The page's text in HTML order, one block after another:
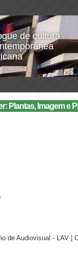
de cultura
Plantas, Imagem e
de Audiovisual - LAV |